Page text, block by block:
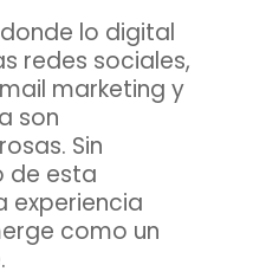
lo digital
redes sociales,
marketing y
son
Sin
de esta
experiencia
como un